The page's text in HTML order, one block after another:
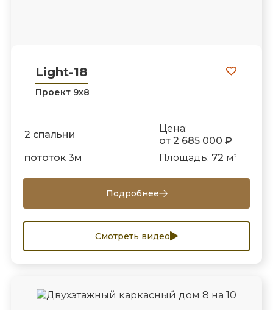
Light-18
Проект 9х8
2 спальни
Цена:
от 2 685 000 ₽
пототок 3м
Площадь: 72 м 2
Подробнее
Смотреть видео